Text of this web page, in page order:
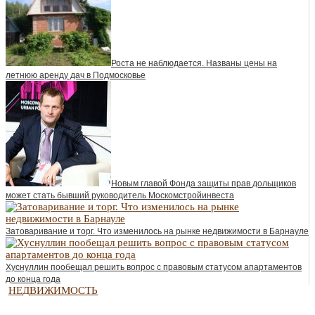
Роста не наблюдается. Названы цены на
летнюю аренду дач в Подмосковье
Новым главой Фонда защиты прав дольщиков
может стать бывший руководитель Москомстройинвеста
Затоваривание и торг. Что изменилось на рынке недвижимости в Барнауле
Хуснуллин пообещал решить вопрос с правовым статусом апартаментов
до конца года
НЕДВИЖИМОСТЬ